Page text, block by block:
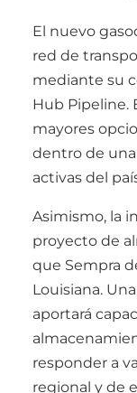
El nuevo
red de
mediante su
Hub Pipeline.
mayores
dentro de
activas del
Asimismo, la
proyecto de
que Sempra
Louisiana.
aportará
responder a
regional y de